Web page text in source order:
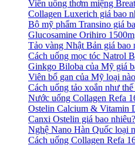
Viên uống thơm miệng
Collagen Luxerich giá bao
Bộ mỹ phẩm Transino giá
Glucosamine Orihiro
Tảo vàng Nhật Bản giá bao
Cách uống mọc tóc Natrol
Ginkgo Biloba của Mỹ giá
Viên bổ gan của Mỹ loại
Cách uống tảo xoắn như thế
Nước uống Collagen Refa
Ostelin Calcium & Vitamin
Canxi Ostelin giá bao nhiêu?
Nghệ Nano Hàn Quốc loại
Cách uống Collagen Refa